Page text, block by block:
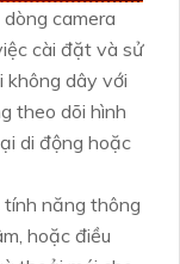
camera
cài đặt và sử
không dây với
theo dõi hình
di động hoặc
năng thông
hoặc điều